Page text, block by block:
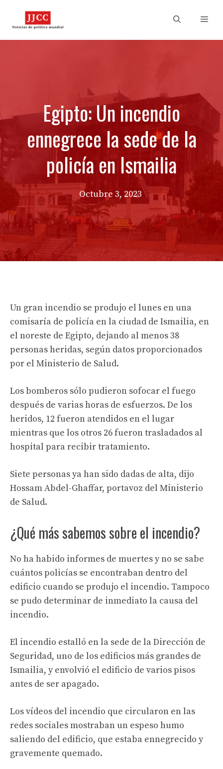
Egipto: Un incendio
ennegrece la sede de la
policía en Ismailia
Octubre 3, 2023
Un gran incendio se produjo el lunes en una
comisaría de policía en la ciudad de Ismailia, en
el noreste de Egipto, dejando al menos 38
personas heridas, según datos proporcionados
por el Ministerio de Salud.
Los bomberos sólo pudieron sofocar el fuego
después de varias horas de esfuerzos. De los
heridos, 12 fueron atendidos en el lugar
mientras que los otros 26 fueron trasladados al
hospital para recibir tratamiento.
Siete personas ya han sido dadas de alta, dijo
Hossam Abdel-Ghaffar, portavoz del Ministerio
de Salud.
¿Qué más sabemos sobre el incendio?
No ha habido informes de muertes y no se sabe
cuántos policías se encontraban dentro del
edificio cuando se produjo el incendio. Tampoco
se pudo determinar de inmediato la causa del
incendio.
El incendio estalló en la sede de la Dirección de
Seguridad, uno de los edificios más grandes de
Ismailia, y envolvió el edificio de varios pisos
antes de ser apagado.
Los vídeos del incendio que circularon en las
redes sociales mostraban un espeso humo
saliendo del edificio, que estaba ennegrecido y
gravemente quemado.